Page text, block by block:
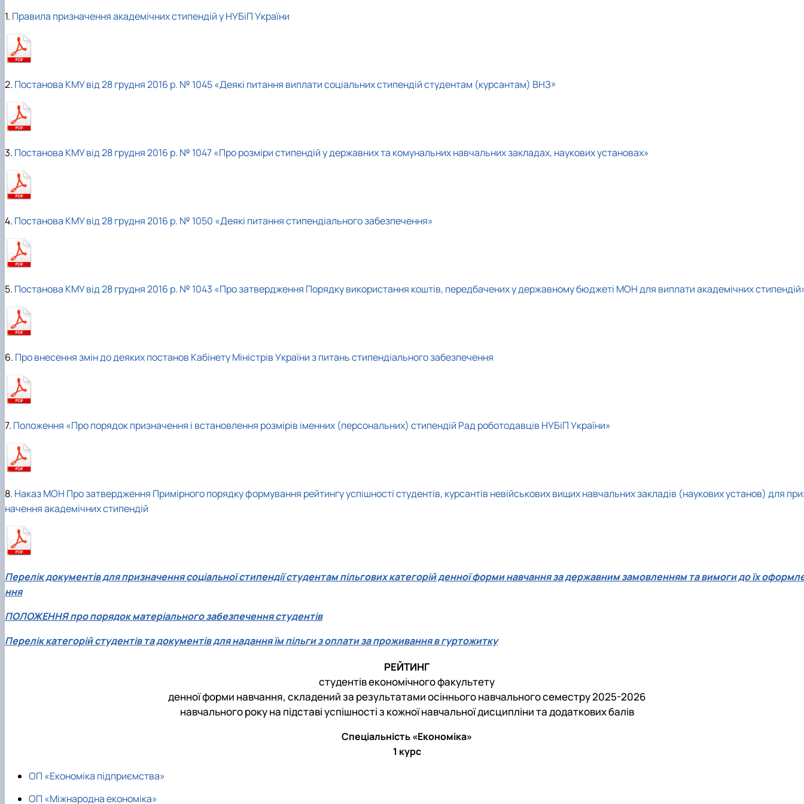
Навчально-наукові (виробничі) лабораторії
Вибіркові дисципліни
Міжкафедральна навчально-наукова лабораторія розвитку бізнес-систем, кластерів …
Кафедра готельно-ресторанної справи та туризму
1. Правила призначення академічних стипендій у НУБіП України
2. Постанова КМУ від 28 грудня 2016 р. № 1045 «Деякі питання виплати соціальних стипендій студентам (курсантам) ВНЗ»
3. Постанова КМУ від 28 грудня 2016 р. № 1047 «Про розміри стипендій у державних та комунальних навчальних закладах, наукових установах»
4. Постанова КМУ від 28 грудня 2016 р. № 1050 «Деякі питання стипендіального забезпечення»
5. Постанова КМУ від 28 грудня 2016 р. № 1043 «Про затвердження Порядку використання коштів, передбачених у державному бюджеті МОН для виплати академічних
6. Про внесення змін до деяких постанов Кабінету Міністрів України з питань стипендіального забезпечення
7. Положення «Про порядок призначення і встановлення розмірів іменних (персональних) стипендій Рад роботодавців НУБіП України»
8. Наказ МОН Про затвердження Примірного порядку формування рейтингу успішності студентів, курсантів невійськових вищих навчальних закладів (наукових установ) для
начення академічних стипендій
Перелік документів для призначення соціальної стипендії студентам пільгових категорій денної форми навчання за державним замовленням та вимоги до їх
ння
ПОЛОЖЕННЯ про порядок матеріального забезпечення студентів
Перелік категорій студентів та документів для надання їм пільги з оплати за проживання в гуртожитку
РЕЙТИНГ
студентів економічного факультету
денної форми навчання, складений за результатами осіннього навчального семестру 2025-2026
навчального року на підставі успішності з кожної навчальної дисципліни та додаткових балів
Спеціальність «Економіка»
1 курс
ОП «Економіка підприємства»
ОП «Міжнародна економіка»